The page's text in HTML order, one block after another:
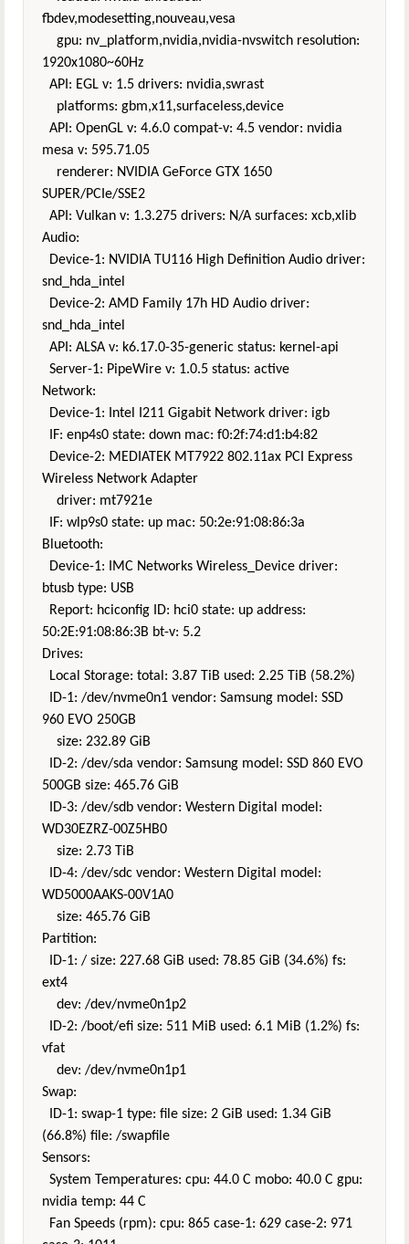
fbdev,modesetting,nouveau,vesa
gpu: nv_platform,nvidia,nvidia-nvswitch resolution:
1920x1080~60Hz
API: EGL v: 1.5 drivers: nvidia,swrast
platforms: gbm,x11,surfaceless,device
API: OpenGL v: 4.6.0 compat-v: 4.5 vendor: nvidia
mesa v: 595.71.05
renderer: NVIDIA GeForce GTX 1650
SUPER/PCIe/SSE2
API: Vulkan v: 1.3.275 drivers: N/A surfaces: xcb,xlib
Audio:
Device-1: NVIDIA TU116 High Definition Audio driver:
snd_hda_intel
Device-2: AMD Family 17h HD Audio driver:
snd_hda_intel
API: ALSA v: k6.17.0-35-generic status: kernel-api
Server-1: PipeWire v: 1.0.5 status: active
Network:
Device-1: Intel I211 Gigabit Network driver: igb
IF: enp4s0 state: down mac: f0:2f:74:d1:b4:82
Device-2: MEDIATEK MT7922 802.11ax PCI Express
Wireless Network Adapter
driver: mt7921e
IF: wlp9s0 state: up mac: 50:2e:91:08:86:3a
Bluetooth:
Device-1: IMC Networks Wireless_Device driver:
btusb type: USB
Report: hciconfig ID: hci0 state: up address:
50:2E:91:08:86:3B bt-v: 5.2
Drives:
Local Storage: total: 3.87 TiB used: 2.25 TiB (58.2%)
ID-1: /dev/nvme0n1 vendor: Samsung model: SSD
960 EVO 250GB
size: 232.89 GiB
ID-2: /dev/sda vendor: Samsung model: SSD 860 EVO
500GB size: 465.76 GiB
ID-3: /dev/sdb vendor: Western Digital model:
WD30EZRZ-00Z5HB0
size: 2.73 TiB
ID-4: /dev/sdc vendor: Western Digital model:
WD5000AAKS-00V1A0
size: 465.76 GiB
Partition:
ID-1: / size: 227.68 GiB used: 78.85 GiB (34.6%) fs:
ext4
dev: /dev/nvme0n1p2
ID-2: /boot/efi size: 511 MiB used: 6.1 MiB (1.2%) fs:
vfat
dev: /dev/nvme0n1p1
Swap:
ID-1: swap-1 type: file size: 2 GiB used: 1.34 GiB
(66.8%) file: /swapfile
Sensors:
System Temperatures: cpu: 44.0 C mobo: 40.0 C gpu:
nvidia temp: 44 C
Fan Speeds (rpm): cpu: 865 case-1: 629 case-2: 971